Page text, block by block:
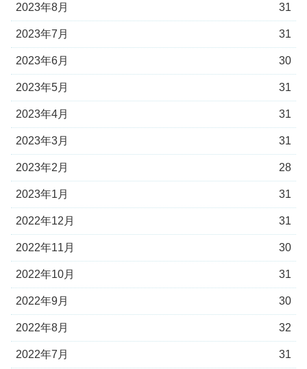
2023年8月 31
2023年7月 31
2023年6月 30
2023年5月 31
2023年4月 31
2023年3月 31
2023年2月 28
2023年1月 31
2022年12月 31
2022年11月 30
2022年10月 31
2022年9月 30
2022年8月 32
2022年7月 31